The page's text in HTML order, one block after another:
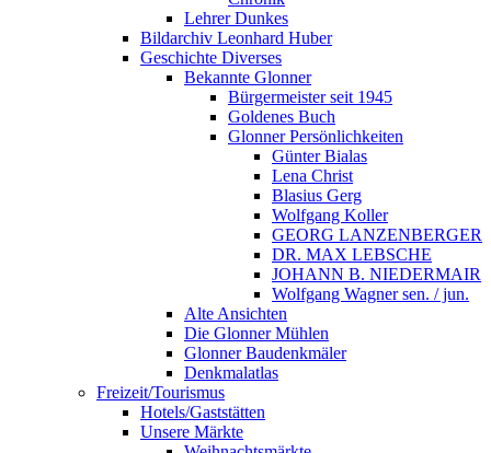
Lehrer Dunkes
Bildarchiv Leonhard Huber
Geschichte Diverses
Bekannte Glonner
Bürgermeister seit 1945
Goldenes Buch
Glonner Persönlichkeiten
Günter Bialas
Lena Christ
Blasius Gerg
Wolfgang Koller
GEORG LANZENBERGER
DR. MAX LEBSCHE
JOHANN B. NIEDERMAIR
Wolfgang Wagner sen. / jun.
Alte Ansichten
Die Glonner Mühlen
Glonner Baudenkmäler
Denkmalatlas
Freizeit/Tourismus
Hotels/Gaststätten
Unsere Märkte